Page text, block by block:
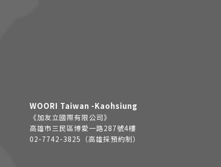
WOORI Taiwan -Kaohsiung
《加友立國際有限公司》
高雄市三民區博愛一路287號4樓
02-7742-3825（高雄採預約制）